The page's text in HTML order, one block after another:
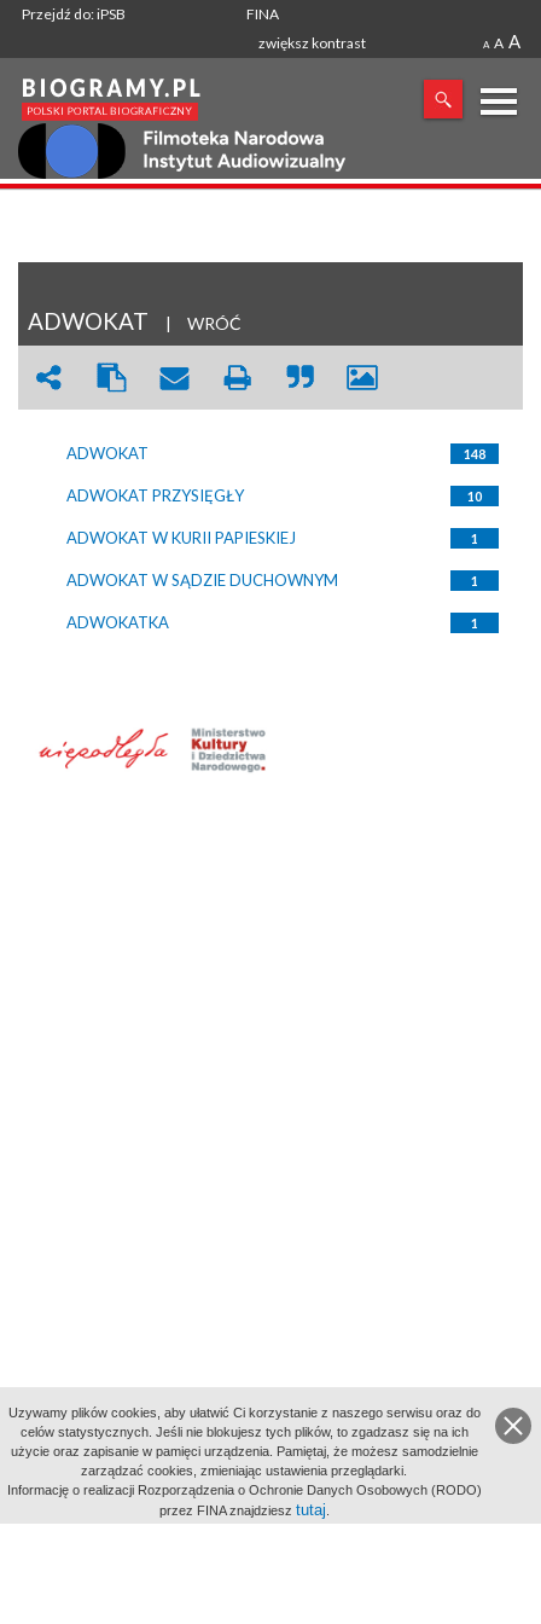
Przejdź do: iPSB
FINA
zwiększ kontrast
A A A
X
ADWOKAT | WRÓĆ
ADWOKAT 148
ADWOKAT PRZYSIĘGŁY 10
ADWOKAT W KURII PAPIESKIEJ 1
ADWOKAT W SĄDZIE DUCHOWNYM 1
ADWOKATKA 1
aktywności
Uzywamy plików cookies, aby ułatwić Ci korzystanie z naszego serwisu oraz do
celów statystycznych. Jeśli nie blokujesz tych plików, to zgadzasz się na ich
użycie oraz zapisanie w pamięci urządzenia. Pamiętaj, że możesz samodzielnie
zarządzać cookies, zmieniając ustawienia przeglądarki.
Informację o realizacji Rozporządzenia o Ochronie Danych Osobowych (RODO)
przez FINA znajdziesz tutaj